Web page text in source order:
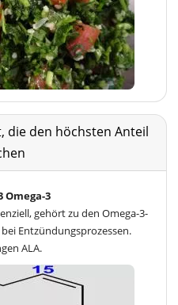
die den höchsten Anteil
Omega-3
gehört zu den Omega-3-
Entzündungsprozessen.
ALA.